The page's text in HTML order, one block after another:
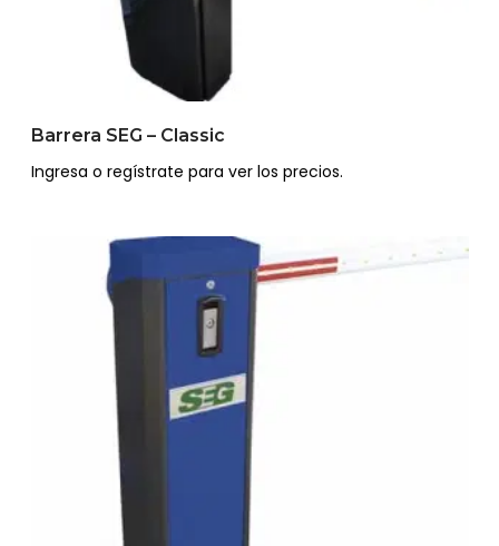
Barrera SEG – Classic
Ingresa o regístrate para ver los precios.